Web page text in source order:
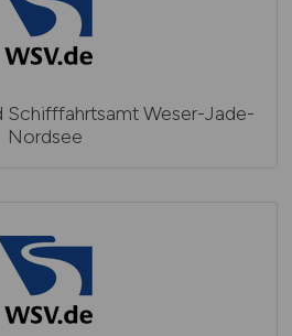
Schifffahrtsamt Weser-Jade-
Nordsee